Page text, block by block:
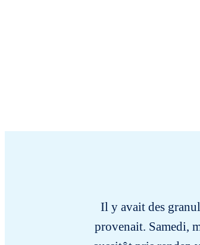
Il y avait des
provenait. Samedi,